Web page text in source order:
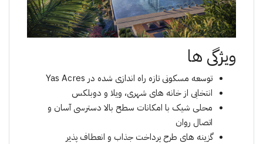
ویژگی ها
توسعه مسکونی تازه راه اندازی شده در Yas Acres
انتخابی از خانه های شهری، ویلا و دوبلکس
محلی شیک با امکانات سطح بالا دسترسی آسان و
اتصال روان
گزینه های طرح پرداخت جذاب و انعطاف پذیر